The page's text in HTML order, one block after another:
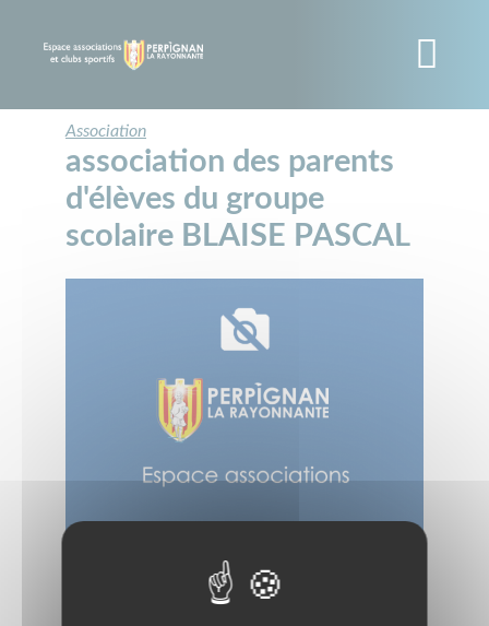
Association
association des parents
d'élèves du groupe
scolaire BLAISE PASCAL